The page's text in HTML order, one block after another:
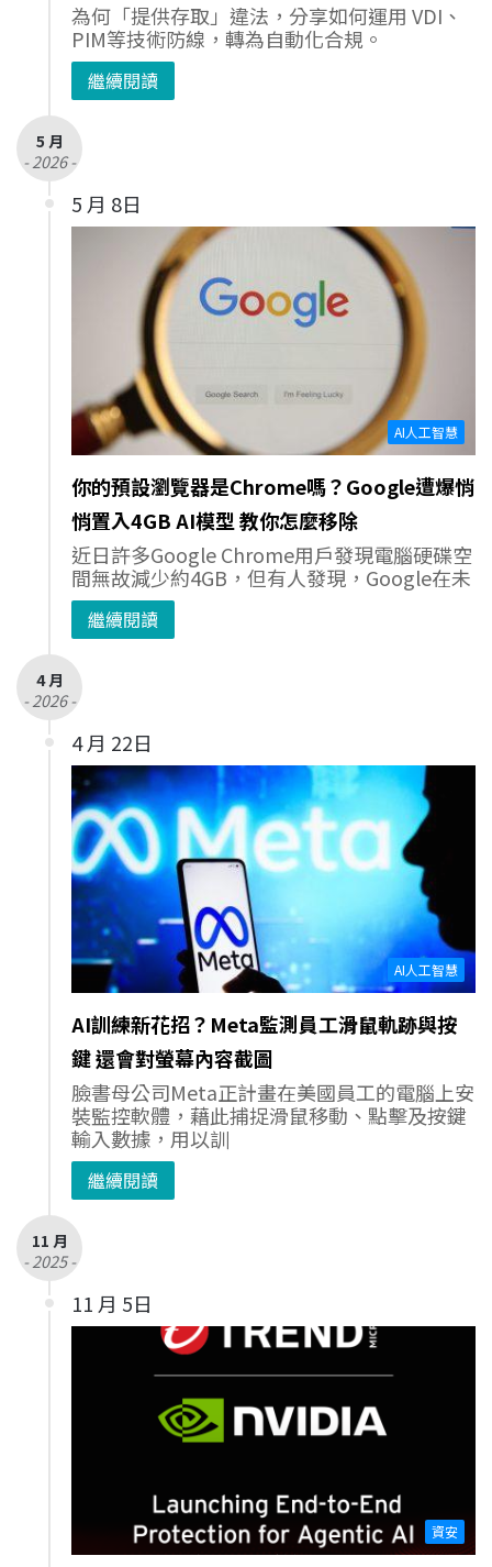
為何「提供存取」違法，分享如何運用 VDI、
PIM等技術防線，轉為自動化合規。
繼續閱讀
5 月
- 2026 -
5 月 8日
AI人工智慧
你的預設瀏覽器是Chrome嗎？Google遭爆悄
悄置入4GB AI模型 教你怎麼移除
近日許多Google Chrome用戶發現電腦硬碟空
間無故減少約4GB，但有人發現，Google在未
繼續閱讀
4 月
- 2026 -
4 月 22日
AI人工智慧
AI訓練新花招？Meta監測員工滑鼠軌跡與按
鍵 還會對螢幕內容截圖
臉書母公司Meta正計畫在美國員工的電腦上安
裝監控軟體，藉此捕捉滑鼠移動、點擊及按鍵
輸入數據，用以訓
繼續閱讀
11 月
- 2025 -
11 月 5日
資安